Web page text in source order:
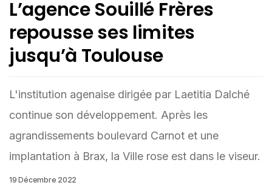
L’agence Souillé Frères
repousse ses limites
jusqu’à Toulouse
L'institution agenaise dirigée par Laetitia Dalché
continue son développement. Après les
agrandissements boulevard Carnot et une
implantation à Brax, la Ville rose est dans le viseur.
19 Décembre 2022